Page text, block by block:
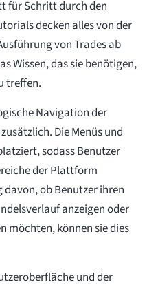
für Schritt durch den
decken alles von der
von Trades ab
Wissen, das sie benötigen,
treffen.
Navigation der
Die Menüs und
sodass Benutzer
der Plattform
ob Benutzer ihren
anzeigen oder
möchten, können sie dies
und der